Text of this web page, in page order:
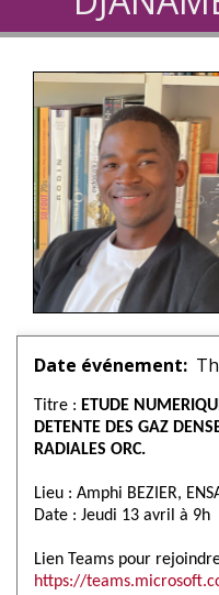
Date événement
Titre : ETUDE
DETENTE DES GAZ
RADIALES ORC.
Lieu : Amphi BEZIER,
Date : Jeudi 13 avril à 9h
Lien Teams pour
https://